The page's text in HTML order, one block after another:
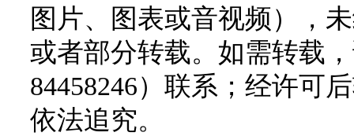
图片、图表或音视频），
或者部分转载。如需转载
84458246）联系；经许可
依法追究。